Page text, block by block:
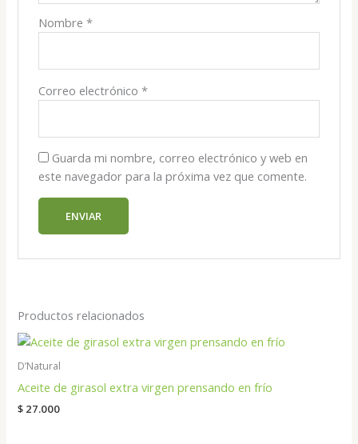
Nombre *
Correo electrónico *
Guarda mi nombre, correo electrónico y web en
este navegador para la próxima vez que comente.
Productos relacionados
D’Natural
Aceite de girasol extra virgen prensando en frío
$ 27.000